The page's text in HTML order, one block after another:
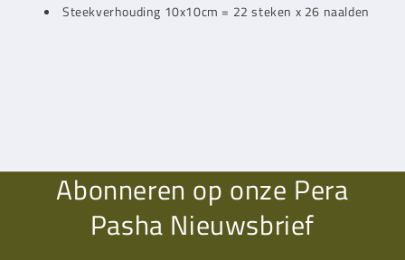
Steekverhouding 10x10cm = 22 steken x 26 naalden
Abonneren op onze Pera
Pasha Nieuwsbrief